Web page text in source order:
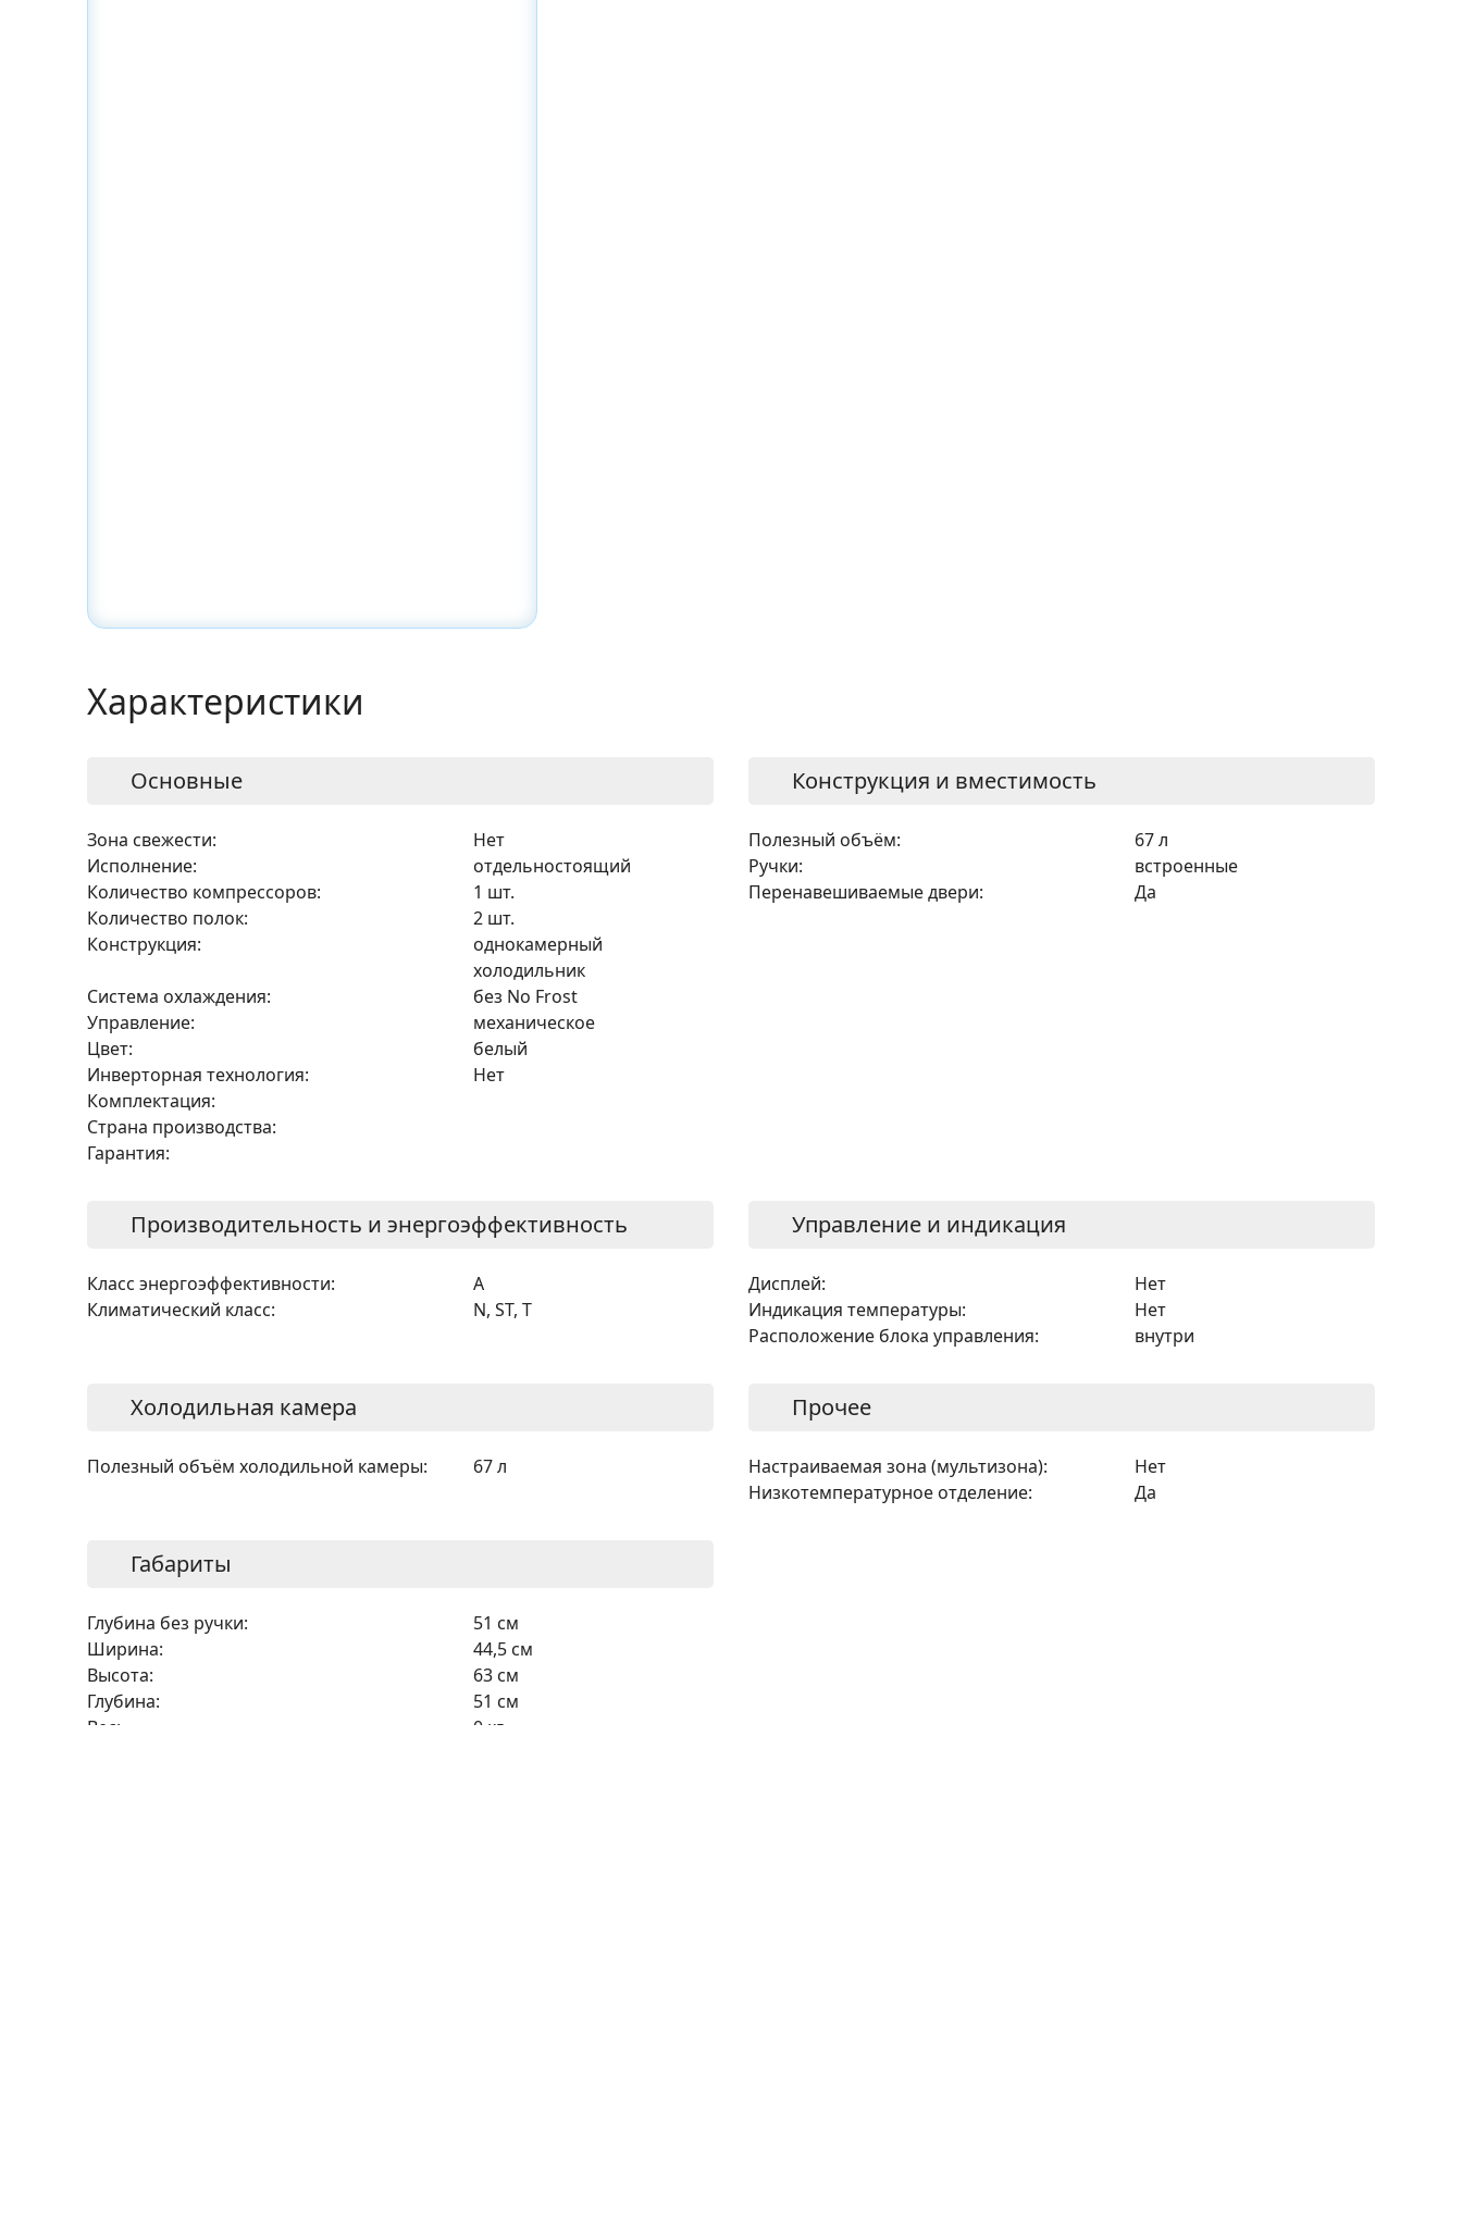
Характеристики
Основные
Зона свежести:
Нет
Исполнение:
отдельностоящий
Количество компрессоров:
1 шт.
Количество полок:
2 шт.
Конструкция:
однокамерный
холодильник
Система охлаждения:
без No Frost
Управление:
механическое
Цвет:
белый
Инверторная технология:
Нет
Комплектация:
Страна производства:
Гарантия:
Конструкция и вместимость
Полезный объём:
67 л
Ручки:
встроенные
Перенавешиваемые двери:
Да
Производительность и энергоэффективность
Класс энергоэффективности:
A
Климатический класс:
N, ST, T
Управление и индикация
Дисплей:
Нет
Индикация температуры:
Нет
Расположение блока управления:
внутри
Холодильная камера
Полезный объём холодильной камеры: 67 л
Прочее
Настраиваемая зона (мультизона):
Нет
Низкотемпературное отделение:
Да
Габариты
Глубина без ручки:
51 см
Ширина:
44,5 см
Высота:
63 см
Глубина:
51 см
Вес:
0 кг